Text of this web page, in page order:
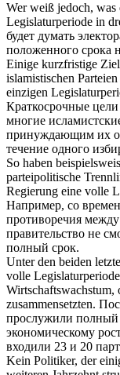
Wer weiß jedoch,
Legislaturperiode in
будет думать
положенного срока
Einige kurzfristige
islamistischen
einzigen
Краткосрочные
многие
принуждающим их
течение одного
So haben
parteipolitische
Regierung eine volle
Например, со
противоречия
правительство не
полный срок.
Unter den beiden
volle Legislaturperiode
Wirtschaftswachstum,
zusammensetzten.
прослужили полный
экономическому
входили 23 и 20
Kein Politiker, der